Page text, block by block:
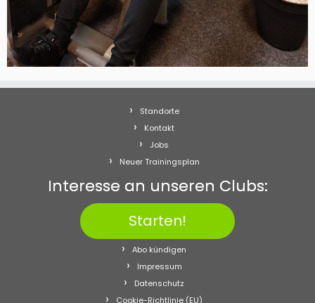
Standorte
Kontakt
Jobs
Neuer Trainingsplan
Interesse an unseren Clubs:
Starten!
Abo kündigen
Impressum
Datenschutz
Cookie-Richtlinie (EU)